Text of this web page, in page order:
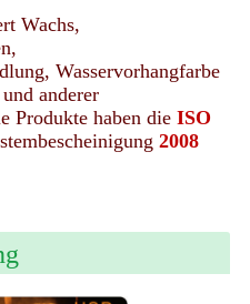
Wachs,
Wasservorhangfarbe
anderer
Produkte haben die ISO
2008